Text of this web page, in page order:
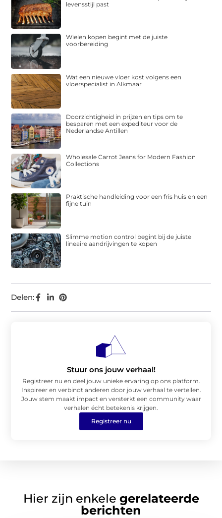
Delen:
levensstijl past
Wielen kopen begint met de juiste
voorbereiding
Wat een nieuwe vloer kost volgens een
vloerspecialist in Alkmaar
Doorzichtigheid in prijzen en tips om te
besparen met een expediteur voor de
Nederlandse Antillen
Wholesale Carrot Jeans for Modern Fashion
Collections
Praktische handleiding voor een fris huis en een
fijne tuin
Slimme motion control begint bij de juiste
lineaire aandrijvingen te kopen
Stuur ons jouw verhaal!
Registreer nu en deel jouw unieke ervaring op ons platform.
Inspireer en verbindt anderen door jouw verhaal te vertellen.
Jouw stem maakt impact en versterkt een community waar
verhalen écht betekenis krijgen.
Registreer nu
Hier zijn enkele gerelateerde
berichten